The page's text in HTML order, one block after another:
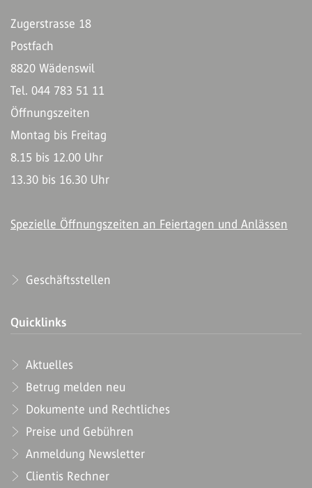
Zugerstrasse 18
Postfach
8820 Wädenswil
Tel. 044 783 51 11
Öffnungszeiten
Montag bis Freitag
8.15 bis 12.00 Uhr
13.30 bis 16.30 Uhr
Spezielle Öffnungszeiten an Feiertagen und Anlässen
Geschäftsstellen
Quicklinks
Aktuelles
Betrug melden neu
Dokumente und Rechtliches
Preise und Gebühren
Anmeldung Newsletter
Clientis Rechner